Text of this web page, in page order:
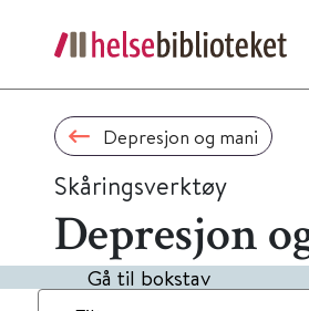
Depresjon og mani
Skåringsverktøy
Depresjon
Gå til bokstav